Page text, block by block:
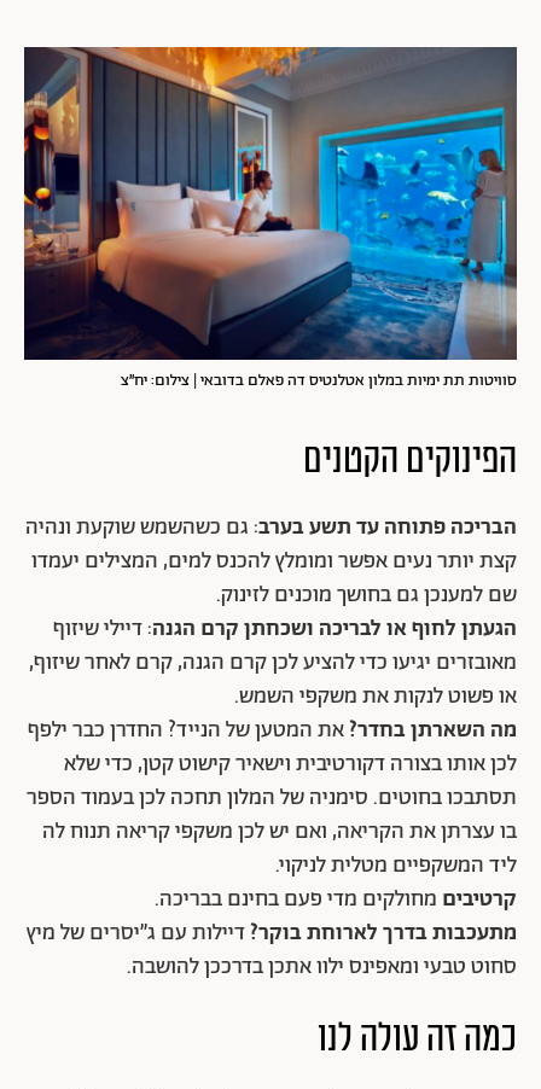
סוויטות תת ימיות במלון אטלנטיס דה פאלם בדובאי | צילום: יח״צ
הפינוקים הקטנים
הבריכה פתוחה עד תשע בערב: גם כשהשמש שוקעת ונהיה
קצת יותר נעים אפשר ומומלץ להכנס למים, המצילים יעמדו
שם למענכן גם בחושך מוכנים לזינוק.
הגעתן לחוף או לבריכה ושכחתן קרם הגנה: דיילי שיזוף
מאובזרים יגיעו כדי להציע לכן קרם הגנה, קרם לאחר שיזוף,
או פשוט לנקות את משקפי השמש.
מה השארתן בחדר?את המטען של הנייד? החדרן כבר ילפף
לכן אותו בצורה דקורטיבית וישאיר קישוט קטן, כדי שלא
תסתבכו בחוטים. סימניה של המלון תחכה לכן בעמוד הספר
בו עצרתן את הקריאה, ואם יש לכן משקפי קריאה תנוח לה
ליד המשקפיים מטלית לניקוי.
קרטיבים מחולקים מדי פעם בחינם בבריכה.
מתעכבות בדרך לארוחת בוקר?דיילות עם ג׳׳יסרים של מיץ
סחוט טבעי ומאפינס ילוו אתכן בדרככן להושבה.
כמה זה עולה לנו